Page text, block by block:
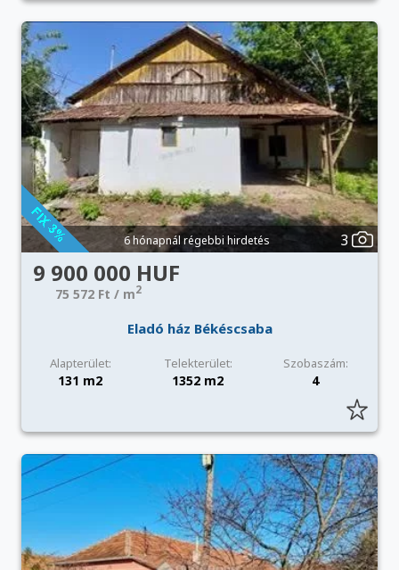
6 hónapnál régebbi hirdetés 3
9 900 000 HUF
75 572 Ft / m2
Eladó ház Békéscsaba
Alapterület: Telekterület: Szobaszám:
131 m2 1352 m2 4